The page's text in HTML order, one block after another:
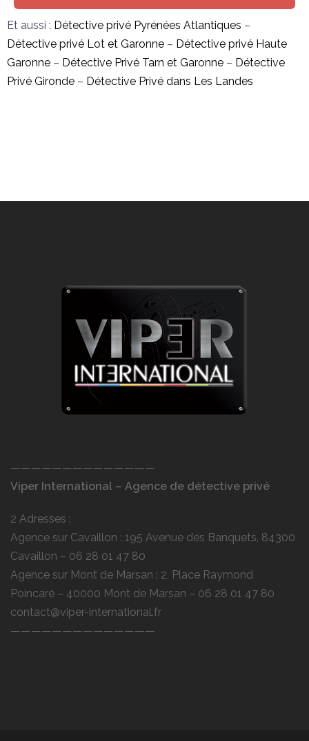
Et aussi : Détective privé Pyrénées Atlantiques –
Détective privé Lot et Garonne – Détective privé Haute
Garonne – Détective Privé Tarn et Garonne – Détective
Privé Gironde – Détective Privé dans Les Landes
——————————————
Viper International – Agence de détective privé
2 Adresses :
Agence sur Cavaillon : 195 Avenue des Banquets, 84300
Cavaillon – 06 28 01 47 80
Agence sur Mont de Marsan : 2, Place Raymond
Poincaré – 40000 Mont de Marsan – 06 28 01 47 80
contact@viper-international.fr
——————————————